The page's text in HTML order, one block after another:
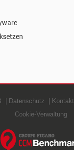
Datenschutz Kontakt
Cookie-Verwaltung